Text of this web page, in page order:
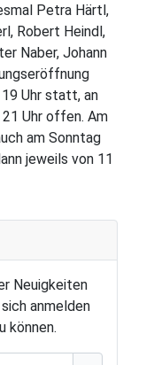
Neuigkeiten
anmelden
können.
Petra Härtl,
Robert Heindl,
Naber, Johann
Uhr statt, an
Uhr offen. Am
am Sonntag
jeweils von 11